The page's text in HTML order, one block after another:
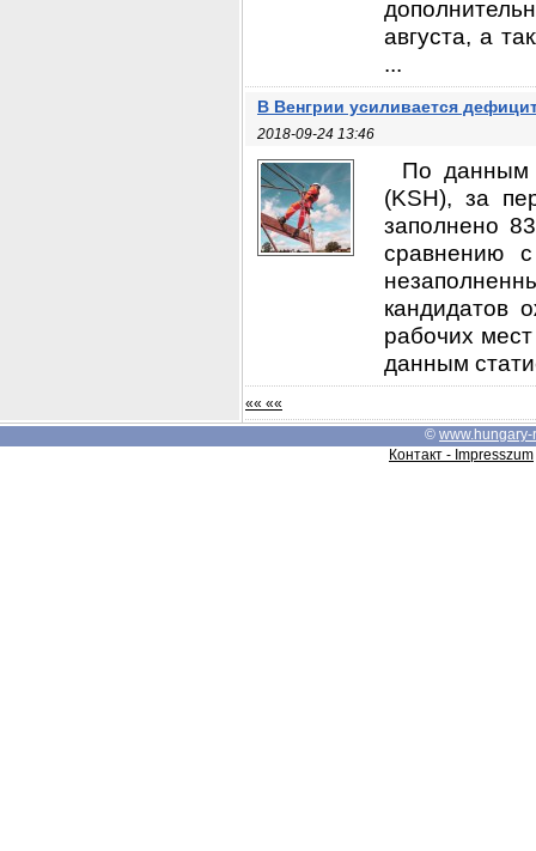
августа, а
...
В Венгрии усиливается
2018-09-24 13:46
По данным
(KSH), за
заполнено
сравнению
кандидатов
рабочих
данным
«« ««
© www.hungary-
Контакт - Impresszum